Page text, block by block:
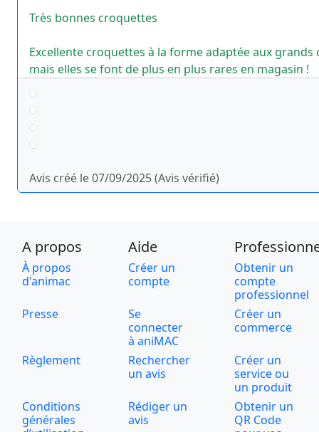
Très bonnes croquettes
Excellente croquettes à la forme adaptée aux grands
mais elles se font de plus en plus rares en magasin !
Avis créé le 07/09/2025 (Avis vérifié)
A propos Aide
À propos
d'animac
Créer un
compte
Obtenir un
compte
professionnel
Presse
Se
connecter
à aniMAC
Créer un
commerce
Règlement
Rechercher
un avis
Créer un
service ou
un produit
Conditions
générales
Rédiger un
avis
Obtenir un
QR Code